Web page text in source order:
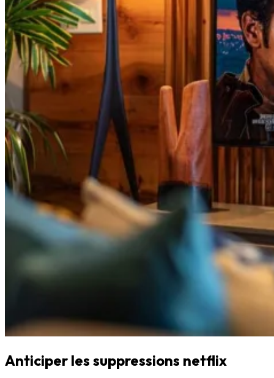
Anticiper les suppressions netflix